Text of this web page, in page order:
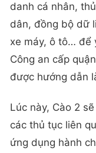
danh cá nhân,
dân, đồng bộ dữ
xe máy, ô tô… để
Công an cấp
được hướng dẫn
Lúc này, Cào 2
các thủ tục liên
ứng dụng hành